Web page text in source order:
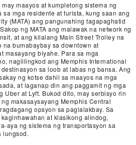
maayos at kumpletong sistema ng
sa mga residente at turista, kung saan ang
(MATA) ang pangunahing tagapaghatid
ng MATA ang malawak na network ng
at ang kilalang Main Street Trolley na
bumabaybay sa downtown at
masayang biyahe. Para sa mga
naglilingkod ang Memphis International
sa loob at labas ng bansa. Ang
ng kotse dahil sa maayos na mga
at laganap din ang paggamit ng mga
Uber at Lyft. Bukod dito, may serbisyo rin
makasaysayang Memphis Central
opsyon sa paglalakbay. Sa
at klasikong alindog,
aya ng sistema ng transportasyon sa
lungsod.